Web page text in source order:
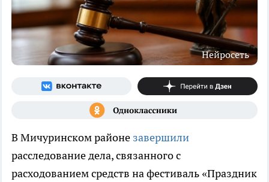
Нейросеть
В Мичуринском районе завершили
расследование дела, связанного с
расходованием средств на фестиваль «Праздник